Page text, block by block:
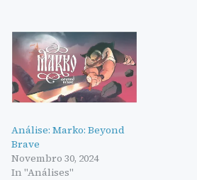
Análise: Marko: Beyond
Brave
Novembro 30, 2024
In "Análises"